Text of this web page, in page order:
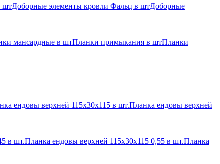
штДоборные элементы кровли Фальц в штДоборные
мансардные в штПланки примыкания в штПланки
ендовы верхней 115х30х115 в шт.Планка ендовы верхней
в шт.Планка ендовы верхней 115х30х115 0,55 в шт.Планка